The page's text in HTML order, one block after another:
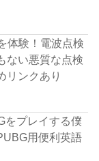
体験！電波点検
ない悪質な点検
リンクあり
をプレイする僕
用便利英語